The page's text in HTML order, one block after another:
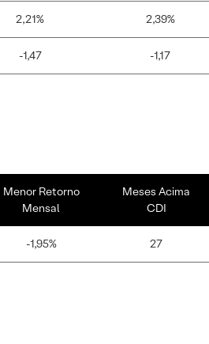
2,21% 2,39%
-1,47 -1,17
Menor Retorno
Mensal
Meses Acima
CDI
-1,95% 27